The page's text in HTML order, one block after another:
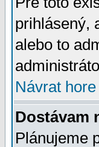
prihlásený,
alebo to
Návrat hore
Dostávam
Plánujeme